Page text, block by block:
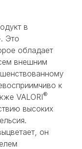
в
Это
обладает
внешним
к
VALORI®
высоких
он